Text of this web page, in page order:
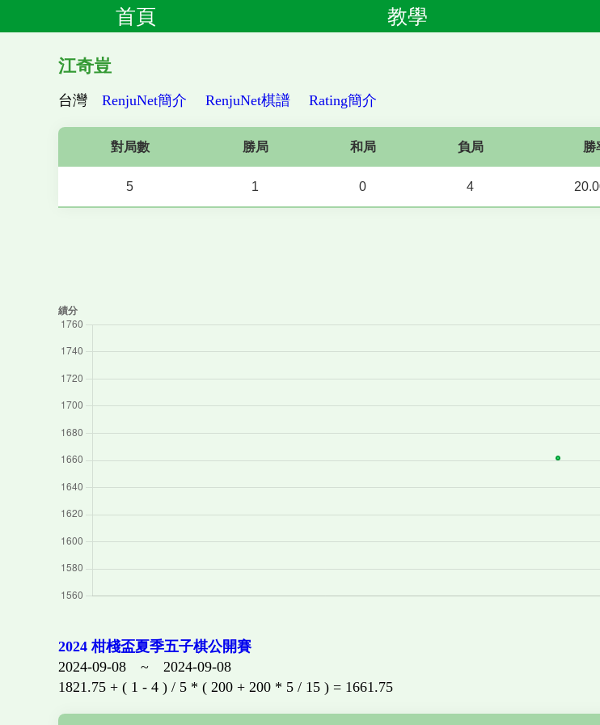
首頁 教學
江奇豈
台灣 RenjuNet簡介 RenjuNet棋譜 Rating簡介
對局數 勝局 和局 負局 勝
5 1 0 4
2024 柑棧盃夏季五子棋公開賽
2024-09-08 ~ 2024-09-08
1821.75 + ( 1 - 4 ) / 5 * ( 200 + 200 * 5 / 15 ) = 1661.75